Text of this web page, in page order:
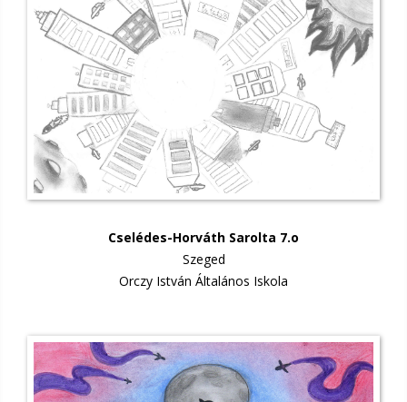
Cselédes-Horváth Sarolta 7.o
Szeged
Orczy István Általános Iskola